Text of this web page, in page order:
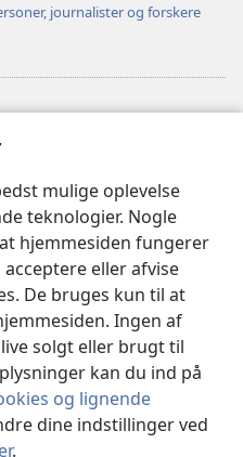
mulige oplevelse
teknologier. Nogle
hjemmesiden fungerer
eller afvise
De bruges kun til at
Ingen af
solgt eller brugt til
kan du ind på
og lignende
dine indstillinger ved
.
journalister og forskere
Tract Society of Pennsylvania.
PRIVATLIVSPOLITIK